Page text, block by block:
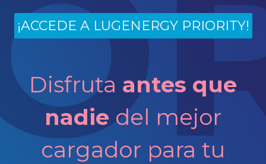
¡ACCEDE A LUGENERGY PRIORITY!
Disfruta antes que
nadiedel mejor
cargador para tu